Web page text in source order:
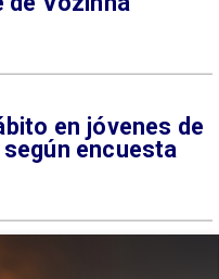
en jóvenes de
encuesta